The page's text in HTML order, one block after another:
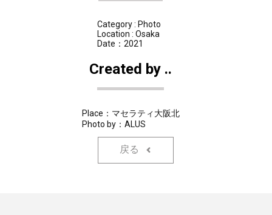
Category : Photo
Location : Osaka
Date：2021
Created by ..
Place：マセラティ大阪北
Photo by：ALUS
戻る